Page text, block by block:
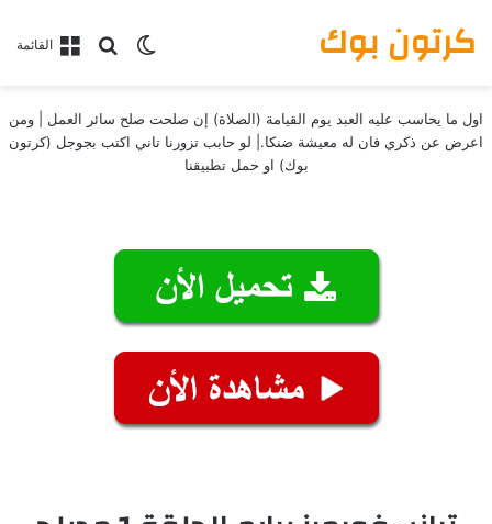
القائمةبحث عن
الوضع المظلم كرتون بوك
اول ما يحاسب عليه العبد يوم القيامة (الصلاة) إن صلحت صلح سائر العمل | ومن
اعرض عن ذكري فان له معيشة ضنكا.| لو حابب تزورنا تاني اكتب بجوجل (كرتون
بوك) او حمل تطبيقنا